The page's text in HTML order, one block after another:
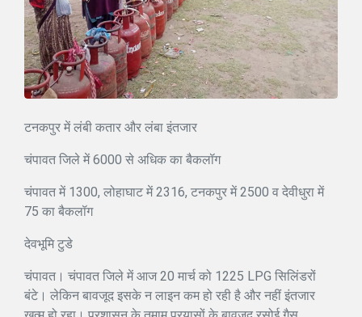
टनकपुर में लंबी कतार और लंबा इंतजार
चंपावत जिले में 6000 से अधिक का बैकलॉग
चंपावत में 1300, लोहाघाट में 2316, टनकपुर में 2500 व देवीधुरा में
75 का बैकलॉग
देवभूमि टुडे
चंपावत। चंपावत जिले में आज 20 मार्च को 1225 LPG सिलिंडरों
बंटे। लेकिन बावजूद इसके न लाइन कम हो रही है और नहीं इंतजार